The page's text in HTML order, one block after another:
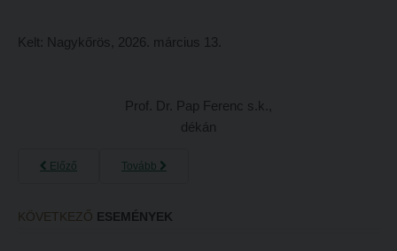
Kelt: Nagykőrös, 2026. március 13.
Prof. Dr. Pap Ferenc s.k.,
dékán
Előző Tovább
KÖVETKEZŐ ESEMÉNYEK